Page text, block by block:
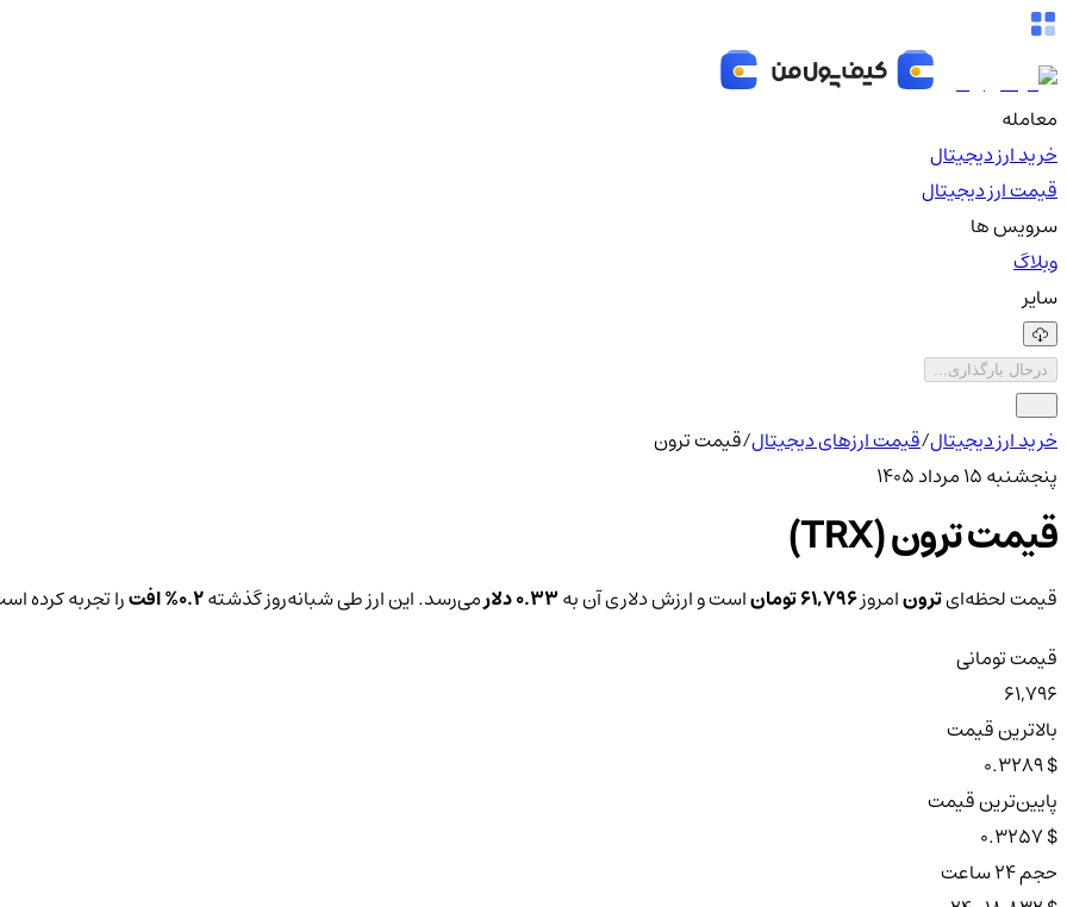
معامله
خرید ارز دیجیتال
قیمت ارز دیجیتال
سرویس ها
وبلاگ
سایر
درحال بارگذاری...
خرید ارز دیجیتال/قیمت ارزهای دیجیتال/قیمت ترون
پنجشنبه ۱۵ مرداد ۱۴۰۵
قیمت ترون (TRX)
قیمت لحظه‌ایترونامروز61,796 تومان است و ارزش دلاری آن به0.33 دلار می‌رسد. این ارز طی شبانه‌روز گذشته0.2% افترا تجربه کرده
قیمت تومانی
61,796
بالاترین قیمت
$ 0.3289
پایین‌ترین قیمت
$ 0.3257
حجم ۲۴ ساعت